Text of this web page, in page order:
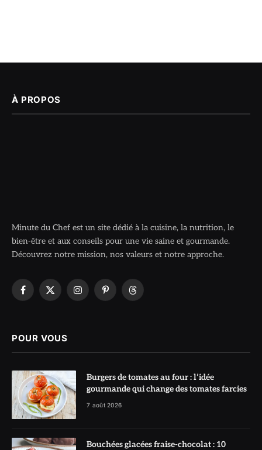
À PROPOS
Minute du Chef est un site dédié à la cuisine, la nutrition, le
bien-être et aux conseils pour une vie saine et gourmande.
Découvrez notre mission, nos valeurs et notre approche.
Facebook
X
InstagramPinterestThreads
POUR VOUS
Burgers de tomates au four : l’idée
gourmande qui change des tomates farcies
7 août 2026
Bouchées glacées fraise-chocolat : 10